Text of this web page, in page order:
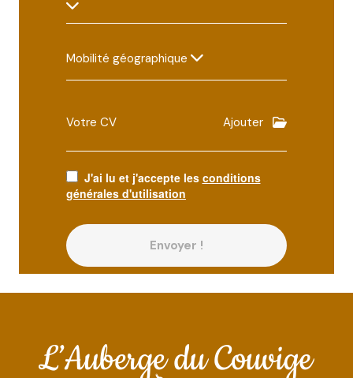
Mobilité géographique
Votre CV Ajouter
J'ai lu et j'accepte les conditions
générales d'utilisation
Envoyer !